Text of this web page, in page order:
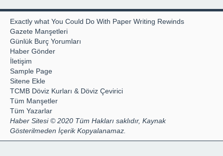
Exactly what You Could Do With Paper Writing Rewinds
Gazete Manşetleri
Günlük Burç Yorumları
Haber Gönder
İletişim
Sample Page
Sitene Ekle
TCMB Döviz Kurları & Döviz Çevirici
Tüm Manşetler
Tüm Yazarlar
Haber Sitesi © 2020 Tüm Hakları saklıdır, Kaynak
Gösterilmeden İçerik Kopyalanamaz.